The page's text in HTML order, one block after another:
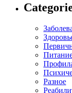
Разное